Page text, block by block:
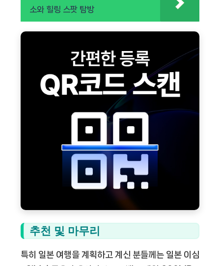
소와 힐링 스팟 탐방
추천 및 마무리
특히 일본 여행을 계획하고 계신 분들께는 일본 이심